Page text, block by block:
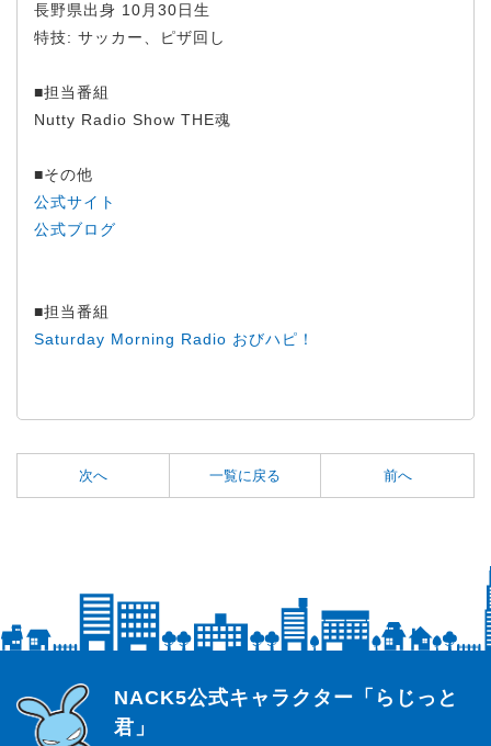
長野県出身 10月30日生
特技: サッカー、ピザ回し
■担当番組
Nutty Radio Show THE魂
■その他
公式サイト
公式ブログ
■担当番組
Saturday Morning Radio おびハピ！
次へ 一覧に戻る 前へ
らじっと君
NACK5公式キャラクター「らじっと
君」